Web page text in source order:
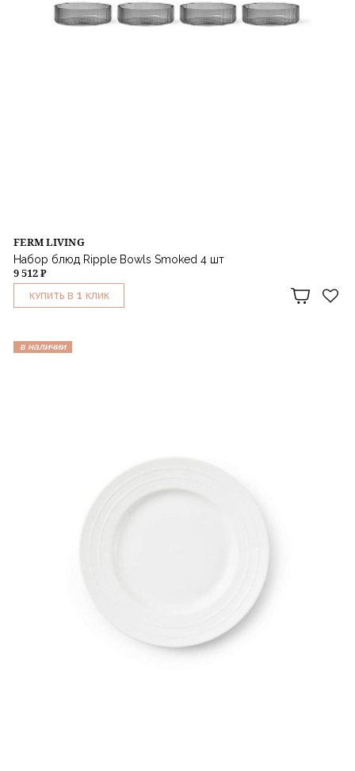
FERM LIVING
Набор блюд Ripple Bowls Smoked 4 шт
9 512 ₽
КУПИТЬ В 1 КЛИК
в наличии